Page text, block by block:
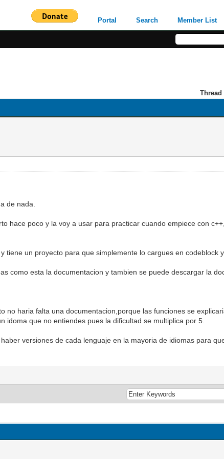
Portal Search Member List
Thread
de nada.
hace poco y la voy a usar para practicar cuando empiece con
un proyecto para que simplemente lo cargues en codeblock
como esta la documentacion y tambien se puede descargar la
haria falta una documentacion,porque las funciones se
que no entiendes pues la dificultad se multiplica por 5.
versiones de cada lenguaje en la mayoria de idiomas para